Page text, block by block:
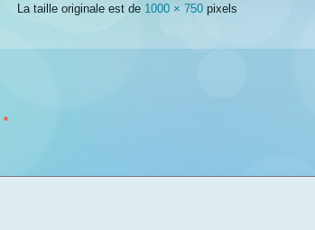
La taille originale est de 1000 × 750 pixels
*